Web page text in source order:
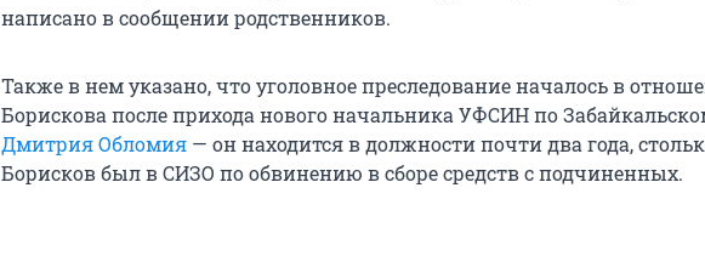
написано в сообщении родственников.
Также в нем указано, что уголовное преследование началось в
Борискова после прихода нового начальника УФСИН по
Дмитрия Обломия — он находится в должности почти два года,
Борисков был в СИЗО по обвинению в сборе средств с подчиненных.